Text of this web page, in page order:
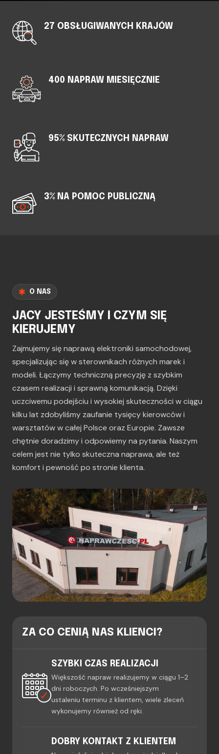
27 OBSŁUGIWANYCH KRAJÓW
400 NAPRAW MIESIĘCZNIE
95% SKUTECZNYCH NAPRAW
3% NA POMOC PUBLICZNĄ
O NAS
JACY JESTEŚMY I CZYM SIĘ
KIERUJEMY
Zajmujemy się naprawą elektroniki samochodowej,
specjalizując się w sterownikach różnych marek i
modeli. Łączymy techniczną precyzję z szybkim
czasem realizacji i sprawną komunikacją. Dzięki
uczciwemu podejściu i wysokiej skuteczności w ciągu
kilku lat zdobyliśmy zaufanie tysięcy kierowców i
warsztatów w całej Polsce oraz Europie. Zawsze
chętnie doradzimy i odpowiemy na pytania. Naszym
celem jest nie tylko skuteczna naprawa, ale też
komfort i pewność po stronie klienta.
ZA CO CENIĄ NAS KLIENCI?
SZYBKI CZAS REALIZACJI
Większość napraw realizujemy w ciągu 1–2
dni roboczych. Po wcześniejszym
ustaleniu terminu z klientem, wiele zleceń
wykonujemy również od ręki.
DOBRY KONTAKT Z KLIENTEM